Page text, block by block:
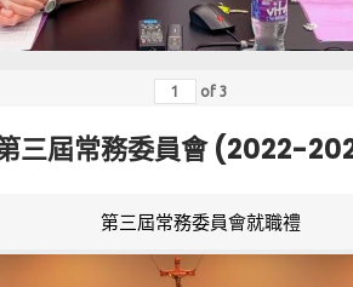
of 3
三屆常務委員會 (2022-
第三屆常務委員會就職禮